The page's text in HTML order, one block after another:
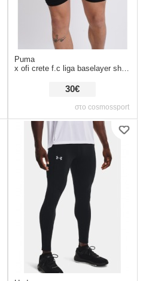
στο cosmossport
Puma
x ofi crete f.c liga baselayer short ανδρικό ισοθερμικό σορτς (9000057091_1469)
30€